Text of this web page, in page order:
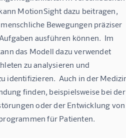
MotionSight dazu beitragen,
Bewegungen präziser
ausführen können.  Im
das Modell dazu verwendet
zu analysieren und
identifizieren.  Auch in der
finden, beispielsweise bei
oder der Entwicklung
für Patienten.